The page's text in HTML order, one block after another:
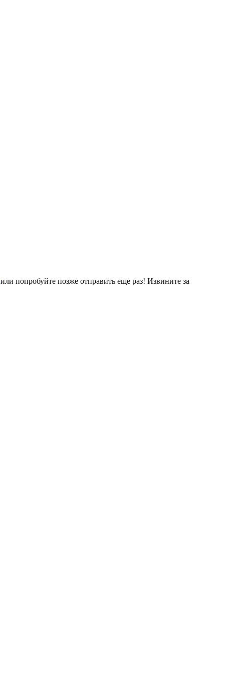
или попробуйте позже отправить еще раз! Извините за